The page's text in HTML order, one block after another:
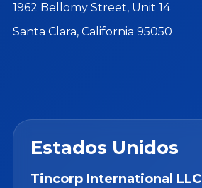
1962 Bellomy Street, Unit 14
Santa Clara, California 95050
Estados Unidos
Tincorp International LLC